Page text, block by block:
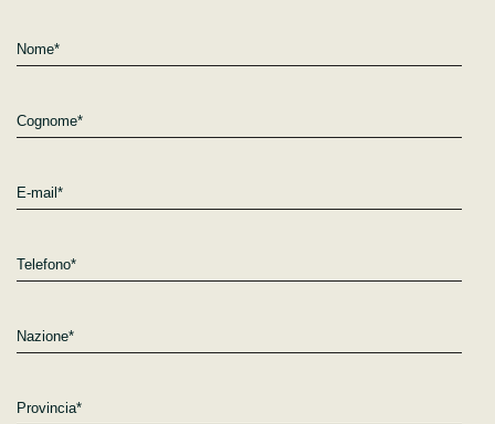
Nome*
Cognome*
E-mail*
Telefono*
Nazione*
Provincia*